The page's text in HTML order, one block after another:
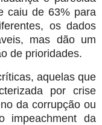
caiu de 63% para
os dados
mas dão um
de prioridades.
aquelas que
por crise
da corrupção ou
impeachment da